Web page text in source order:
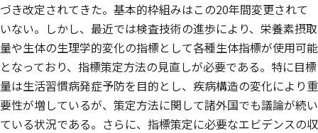
づき改定されてきた。基本的枠組みはこの20年間変更されて
いない。しかし、最近では検査技術の進歩により、栄養素摂取
量や生体の生理学的変化の指標として各種生体指標が使用可能
となっており、指標策定方法の見直しが必要である。特に目標
量は生活習慣病発症予防を目的とし、疾病構造の変化により重
要性が増しているが、策定方法に関して諸外国でも議論が続い
ている状況である。さらに、指標策定に必要なエビデンスの収